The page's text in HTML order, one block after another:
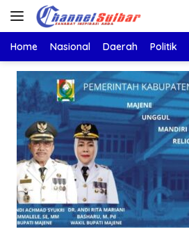
Langsung
Home Nasional Daerah Politik